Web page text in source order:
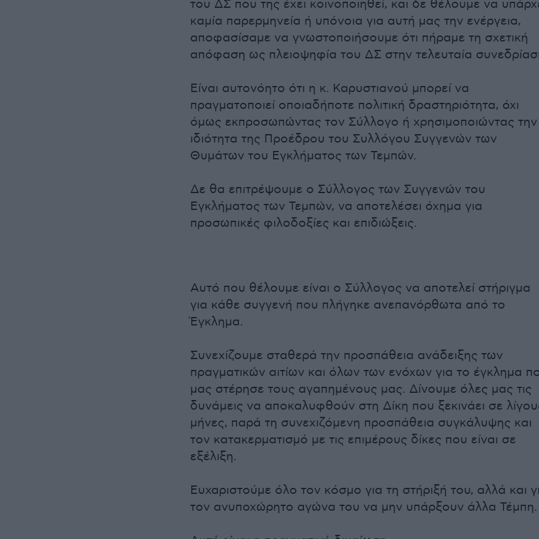
του ΔΣ που της έχει κοινοποιηθεί, και δε θέλουμε να
καμία παρερμηνεία ή υπόνοια για αυτή μας την ενέργεια,
αποφασίσαμε να γνωστοποιήσουμε ότι πήραμε τη σχετική
απόφαση ως πλειοψηφία του ΔΣ στην τελευταία
Είναι αυτονόητο ότι η κ. Καρυστιανού μπορεί να
πραγματοποιεί οποιαδήποτε πολιτική δραστηριότητα, όχι
όμως εκπροσωπώντας τον Σύλλογο ή χρησιμοποιώντας την
ιδιότητα της Προέδρου του Συλλόγου Συγγενών των
Θυμάτων του Εγκλήματος των Τεμπών.
Δε θα επιτρέψουμε ο Σύλλογος των Συγγενών του
Εγκλήματος των Τεμπών, να αποτελέσει όχημα για
προσωπικές φιλοδοξίες και επιδιώξεις.
Αυτό που θέλουμε είναι ο Σύλλογος να αποτελεί στήριγμα
για κάθε συγγενή που πλήγηκε ανεπανόρθωτα από το
Έγκλημα.
Συνεχίζουμε σταθερά την προσπάθεια ανάδειξης των
πραγματικών αιτίων και όλων των ενόχων για το έγκλημα
μας στέρησε τους αγαπημένους μας. Δίνουμε όλες μας τις
δυνάμεις να αποκαλυφθούν στη Δίκη που ξεκινάει σε
μήνες, παρά τη συνεχιζόμενη προσπάθεια συγκάλυψης και
τον κατακερματισμό με τις επιμέρους δίκες που είναι σε
εξέλιξη.
Ευχαριστούμε όλο τον κόσμο για τη στήριξή του, αλλά και
τον ανυποχώρητο αγώνα του να μην υπάρξουν άλλα Τέμπη.